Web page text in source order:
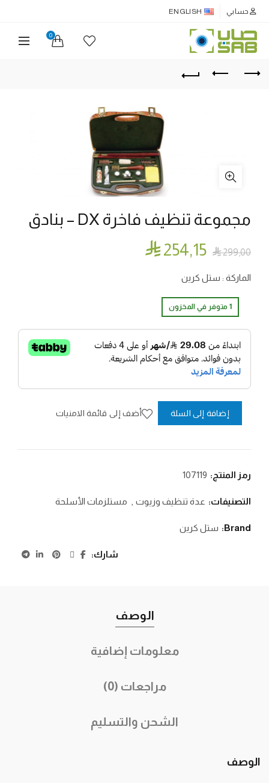
حسابي ENGLISH
0
مجموعة تنظيف فاخرة DX – بنادق
 299٫00  254٫15
الماركة : ستل كرين
1 متوفر في المخزون
إضافة إلى السلة أضف إلى قائمة الامنيات
رمز المنتج: 107119
التصنيفات: عدة تنظيف وزيوت مستلزمات الأسلحة
Brand: ستل كرين
شارك
الوصف
معلومات إضافية
مراجعات (0)
الشحن والتسليم
الوصف